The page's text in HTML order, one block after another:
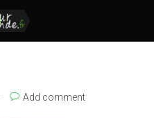
Add comment